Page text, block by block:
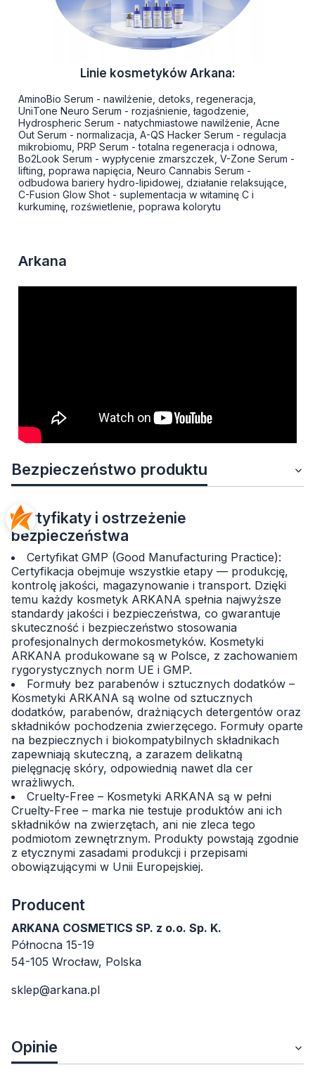
Linie kosmetyków Arkana:
AminoBio Serum - nawilżenie, detoks, regeneracja,
UniTone Neuro Serum - rozjaśnienie, łagodzenie,
Hydrospheric Serum - natychmiastowe nawilżenie, Acne
Out Serum - normalizacja, A-QS Hacker Serum - regulacja
mikrobiomu, PRP Serum - totalna regeneracja i odnowa,
Bo2Look Serum - wypłycenie zmarszczek, V-Zone Serum -
lifting, poprawa napięcia, Neuro Cannabis Serum -
odbudowa bariery hydro-lipidowej, działanie relaksujące,
C-Fusion Glow Shot - suplementacja w witaminę C i
kurkuminę, rozświetlenie, poprawa kolorytu
Arkana
Bezpieczeństwo produktu
Certyfikaty i ostrzeżenie
bezpieczeństwa
Certyfikat GMP (Good Manufacturing Practice):
Certyfikacja obejmuje wszystkie etapy — produkcję,
kontrolę jakości, magazynowanie i transport. Dzięki
temu każdy kosmetyk ARKANA spełnia najwyższe
standardy jakości i bezpieczeństwa, co gwarantuje
skuteczność i bezpieczeństwo stosowania
profesjonalnych dermokosmetyków. Kosmetyki
ARKANA produkowane są w Polsce, z zachowaniem
rygorystycznych norm UE i GMP.
Formuły bez parabenów i sztucznych dodatków –
Kosmetyki ARKANA są wolne od sztucznych
dodatków, parabenów, drażniących detergentów oraz
składników pochodzenia zwierzęcego. Formuły oparte
na bezpiecznych i biokompatybilnych składnikach
zapewniają skuteczną, a zarazem delikatną
pielęgnację skóry, odpowiednią nawet dla cer
wrażliwych.
Cruelty-Free – Kosmetyki ARKANA są w pełni
Cruelty-Free – marka nie testuje produktów ani ich
składników na zwierzętach, ani nie zleca tego
podmiotom zewnętrznym. Produkty powstają zgodnie
z etycznymi zasadami produkcji i przepisami
obowiązującymi w Unii Europejskiej.
Producent
ARKANA COSMETICS SP. z o.o. Sp. K.
Północna 15-19
54-105 Wrocław, Polska
sklep@arkana.pl
Opinie